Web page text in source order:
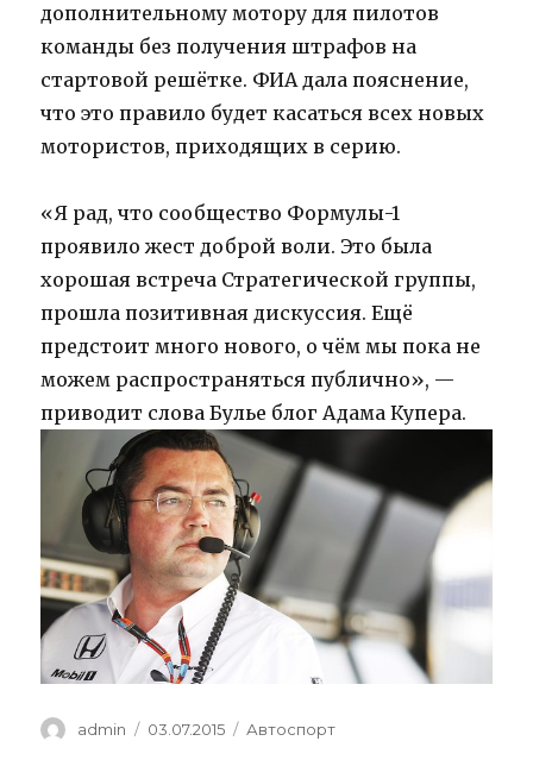
дополнительному мотору для пилотов
команды без получения штрафов на
стартовой решётке. ФИА дала пояснение,
что это правило будет касаться всех новых
мотористов, приходящих в серию.
«Я рад, что сообщество Формулы-1
проявило жест доброй воли. Это была
хорошая встреча Стратегической группы,
прошла позитивная дискуссия. Ещё
предстоит много нового, о чём мы пока не
можем распространяться публично», —
приводит слова Булье блог Адама Купера.
Author
admin
Posted
03.07.2015 Categories
Автоспорт